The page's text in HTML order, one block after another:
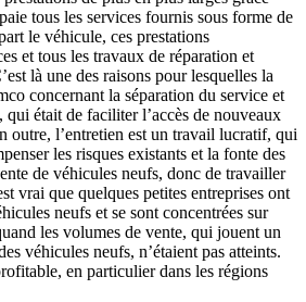
tous les services fournis sous forme de
le véhicule, ces prestations
et tous les travaux de réparation et
là une des raisons pour lesquelles la
concernant la séparation du service et
qui était de faciliter l’accès de nouveaux
outre, l’entretien est un travail lucratif, qui
les risques existants et la fonte des
de véhicules neufs, donc de travailler
vrai que quelques petites entreprises ont
neufs et se sont concentrées sur
les volumes de vente, qui jouent un
véhicules neufs, n’étaient pas atteints.
en particulier dans les régions